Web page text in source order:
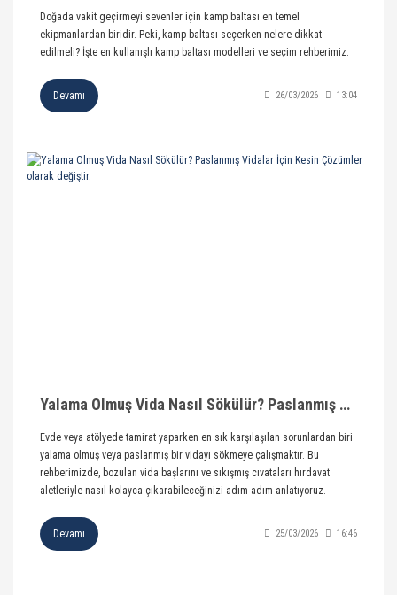
Doğada vakit geçirmeyi sevenler için kamp baltası en temel
ekipmanlardan biridir. Peki, kamp baltası seçerken nelere dikkat
edilmeli? İşte en kullanışlı kamp baltası modelleri ve seçim rehberimiz.
Devamı 26/03/2026 13:04
Yalama Olmuş Vida Nasıl Sökülür? Paslanmış Vidalar İçin Kesin Çözümler olarak değiştir.
Evde veya atölyede tamirat yaparken en sık karşılaşılan sorunlardan biri
yalama olmuş veya paslanmış bir vidayı sökmeye çalışmaktır. Bu
rehberimizde, bozulan vida başlarını ve sıkışmış cıvataları hırdavat
aletleriyle nasıl kolayca çıkarabileceğinizi adım adım anlatıyoruz.
Devamı 25/03/2026 16:46